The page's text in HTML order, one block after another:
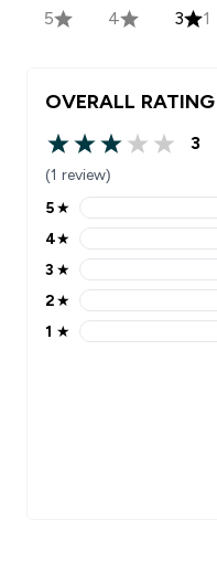
5 4 3 1
OVERALL RATING
3 out of 5 stars
3
(1 review)
5 stars rating 0
5★
4 stars rating 0
4★
3 stars rating 1
3 ★
2 stars rating 0
2★
1 stars rating 0
1 ★